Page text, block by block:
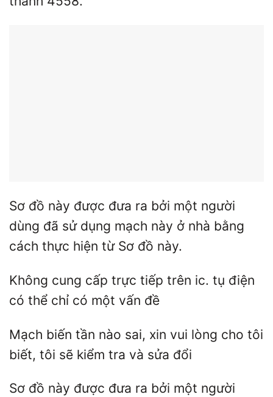
Sơ đồ này được đưa ra bởi một người
dùng đã sử dụng mạch này ở nhà bằng
cách thực hiện từ Sơ đồ này.
Không cung cấp trực tiếp trên ic. tụ điện
có thể chỉ có một vấn đề
Mạch biến tần nào sai, xin vui lòng cho tôi
biết, tôi sẽ kiểm tra và sửa đổi
Sơ đồ này được đưa ra bởi một người